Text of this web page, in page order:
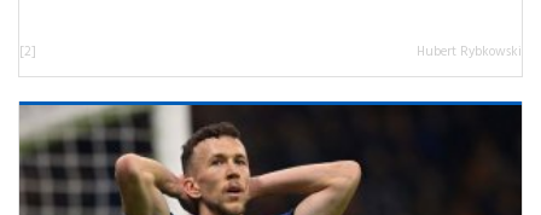
[2] Hubert Rybkowski